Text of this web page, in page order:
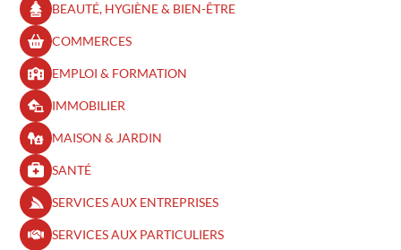
BEAUTÉ, HYGIÈNE & BIEN-ÊTRE​
COMMERCES
EMPLOI & FORMATION
IMMOBILIER
MAISON & JARDIN
SANTÉ
SERVICES AUX ENTREPRISES
SERVICES AUX PARTICULIERS